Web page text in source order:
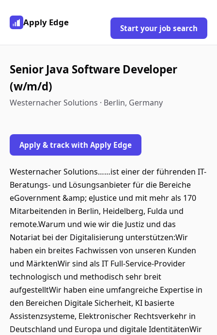
Apply Edge
Start your job search
Senior Java Software Developer
(w/m/d)
Westernacher Solutions · Berlin, Germany
Apply & track with Apply Edge
Westernacher Solutions……ist einer der führenden IT-
Beratungs- und Lösungsanbieter für die Bereiche
eGovernment &amp; eJustice und mit mehr als 170
Mitarbeitenden in Berlin, Heidelberg, Fulda und
remote.Warum und wie wir die Justiz und das
Notariat bei der Digitalisierung unterstützen:Wir
haben ein breites Fachwissen von unseren Kunden
und MärktenWir sind als IT Full-Service-Provider
technologisch und methodisch sehr breit
aufgestelltWir haben eine umfangreiche Expertise in
den Bereichen Digitale Sicherheit, KI basierte
Assistenzsysteme, Elektronischer Rechtsverkehr in
Deutschland und Europa und digitale IdentitätenWir